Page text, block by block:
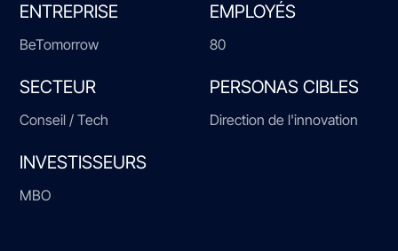
ENTREPRISE
BeTomorrow
EMPLOYÉS
80
SECTEUR
Conseil / Tech
PERSONAS CIBLES
Direction de l'innovation
INVESTISSEURS
MBO